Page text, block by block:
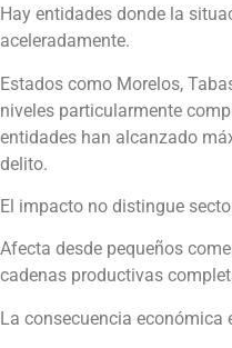
Hay entidades donde la
aceleradamente.
Estados como Morelos,
niveles particularmente
entidades han alcanzado
delito.
El impacto no distingue
Afecta desde pequeños
cadenas productivas
La consecuencia económica